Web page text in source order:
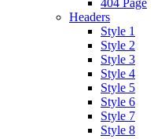
Headers
Style 1
Style 2
Style 3
Style 4
Style 5
Style 6
Style 7
Style 8